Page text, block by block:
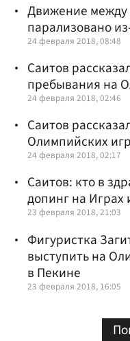
Движение
парализовано
24 февраля 2018, 08:48
Саитов
пребывания на
24 февраля 2018, 02:46
Саитов
Олимпийских игр
24 февраля 2018, 02:17
Саитов: кто в
допинг на Играх
23 февраля 2018, 21:03
Фигуристка
выступить на
в Пекине
23 февраля 2018, 16:05